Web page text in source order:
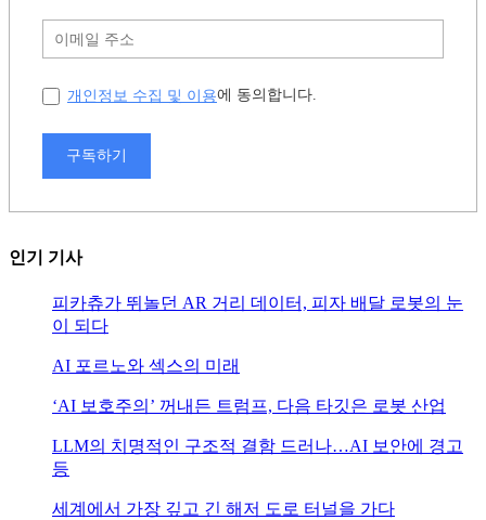
개인정보 수집 및 이용에 동의합니다.
구독하기
인기 기사
피카츄가 뛰놀던 AR 거리 데이터, 피자 배달 로봇의 눈
이 되다
AI 포르노와 섹스의 미래
‘AI 보호주의’ 꺼내든 트럼프, 다음 타깃은 로봇 산업
LLM의 치명적인 구조적 결함 드러나…AI 보안에 경고
등
세계에서 가장 깊고 긴 해저 도로 터널을 가다